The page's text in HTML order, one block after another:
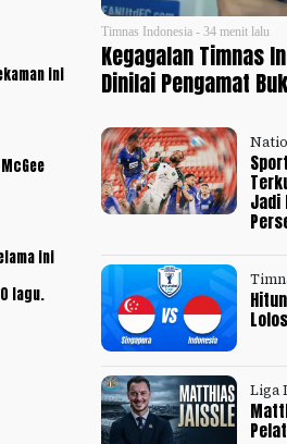
ini
ini
lagu.
Timnas Indonesia - 34 menit lalu
Kegagalan Timnas
Dinilai Pengamat
Jadi
Liga